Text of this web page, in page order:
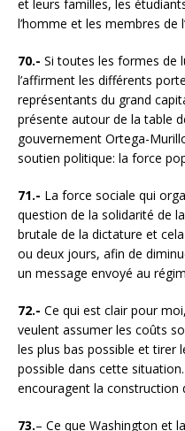
et leurs familles, les
l’homme et les membres de
70.- Si toutes les formes de
l’affirment les différents
représentants du grand
présente autour de la table
gouvernement Ortega-
soutien politique: la force
71.- La force sociale qui
question de la solidarité de
brutale de la dictature et
ou deux jours, afin de
un message envoyé au
72.- Ce qui est clair pour
veulent assumer les coûts
les plus bas possible et tirer
possible dans cette
encouragent la construction
73.– Ce que Washington et